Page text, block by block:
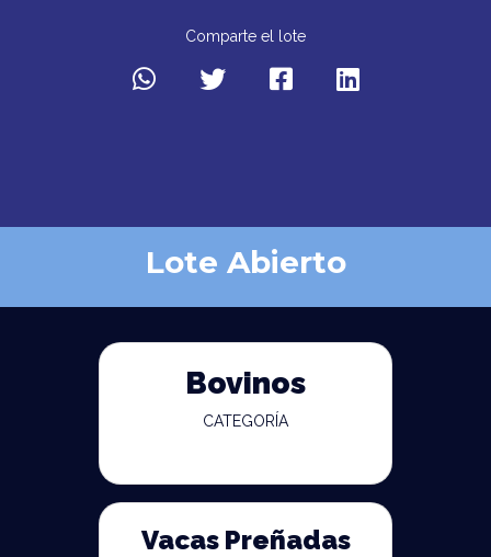
Comparte el lote
Lote Abierto
Bovinos
CATEGORÍA
Vacas Preñadas